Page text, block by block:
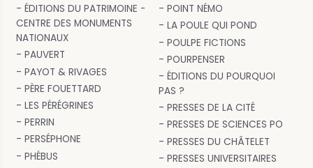
ÉDITIONS DU PATRIMOINE -
CENTRE DES MONUMENTS
NATIONAUX
PAUVERT
PAYOT & RIVAGES
PÈRE FOUETTARD
LES PÉRÉGRINES
PERRIN
PERSÉPHONE
PHÉBUS
POINT NÉMO
LA POULE QUI POND
POULPE FICTIONS
POURPENSER
ÉDITIONS DU POURQUOI
PAS ?
PRESSES DE LA CITÉ
PRESSES DE SCIENCES PO
PRESSES DU CHÂTELET
PRESSES UNIVERSITAIRES